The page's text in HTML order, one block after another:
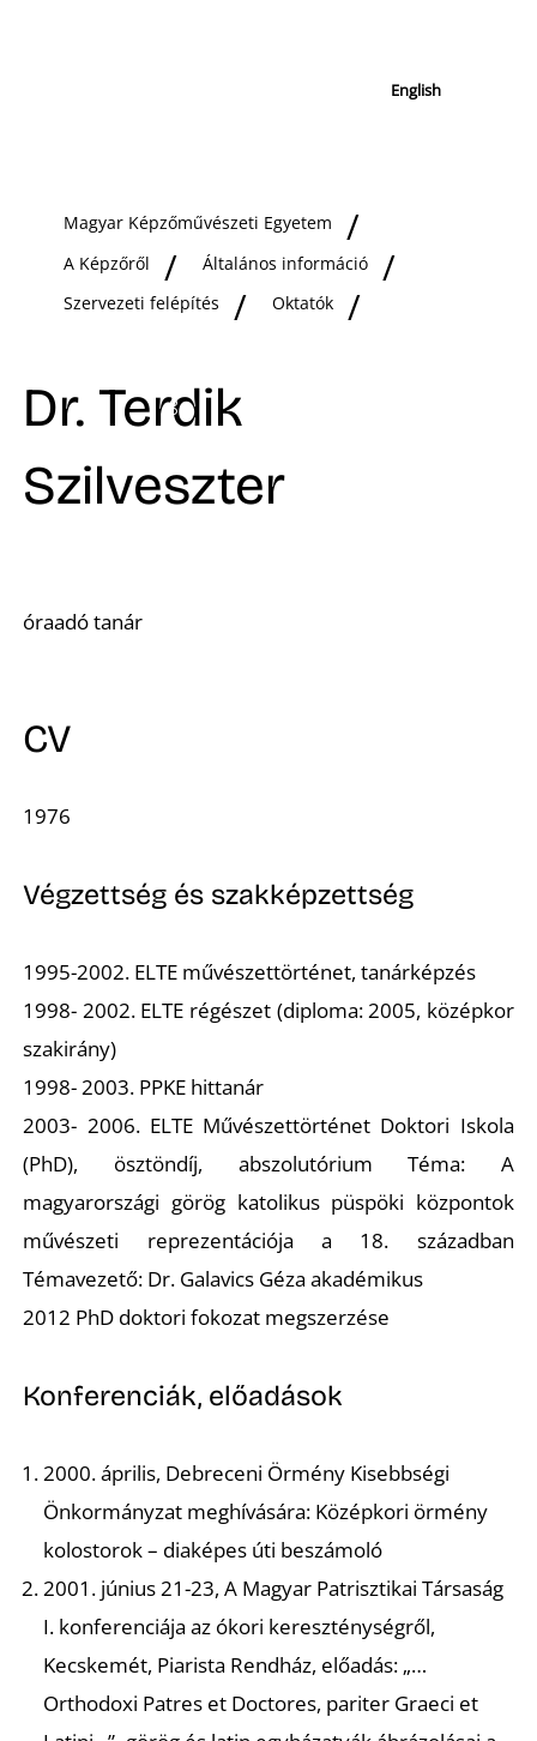
English
Magyar Képzőművészeti Egyetem
A Képzőről
Általános információ
Szervezeti felépítés
Oktatók
Dr. Terdik
Szilveszter
óraadó tanár
CV
1976
Végzettség és szakképzettség
1995-2002. ELTE művészettörténet, tanárképzés
1998- 2002. ELTE régészet (diploma: 2005, középkor
szakirány)
1998- 2003. PPKE hittanár
2003- 2006. ELTE Művészettörténet Doktori Iskola
(PhD), ösztöndíj, abszolutórium Téma: A
magyarországi görög katolikus püspöki központok
művészeti reprezentációja a 18. században
Témavezető: Dr. Galavics Géza akadémikus
2012 PhD doktori fokozat megszerzése
Konferenciák, előadások
2000. április, Debreceni Örmény Kisebbségi
Önkormányzat meghívására: Középkori örmény
kolostorok – diaképes úti beszámoló
2001. június 21-23, A Magyar Patrisztikai Társaság
I. konferenciája az ókori kereszténységről,
Kecskemét, Piarista Rendház, előadás: „…
Orthodoxi Patres et Doctores, pariter Graeci et